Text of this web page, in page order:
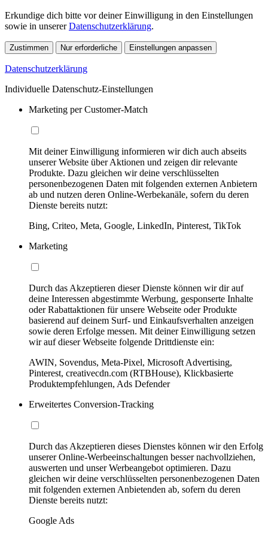
Erkundige dich bitte vor deiner Einwilligung in den Einstellungen
sowie in unsererDatenschutzerklärung.
Zustimmen Nur erforderliche Einstellungen anpassen
Datenschutzerklärung
Individuelle Datenschutz-Einstellungen
Marketing per Customer-Match
Mit deiner Einwilligung informieren wir dich auch abseits
unserer Website über Aktionen und zeigen dir relevante
Produkte. Dazu gleichen wir deine verschlüsselten
personenbezogenen Daten mit folgenden externen Anbietern
ab und nutzen deren Online-Werbekanäle, sofern du deren
Dienste bereits nutzt:
Bing, Criteo, Meta, Google, LinkedIn, Pinterest, TikTok
Marketing
Durch das Akzeptieren dieser Dienste können wir dir auf
deine Interessen abgestimmte Werbung, gesponserte Inhalte
oder Rabattaktionen für unsere Webseite oder Produkte
basierend auf deinem Surf- und Einkaufsverhalten anzeigen
sowie deren Erfolge messen. Mit deiner Einwilligung setzen
wir auf dieser Webseite folgende Drittdienste ein:
AWIN, Sovendus, Meta-Pixel, Microsoft Advertising,
Pinterest, creativecdn.com (RTBHouse), Klickbasierte
Produktempfehlungen, Ads Defender
Erweitertes Conversion-Tracking
Durch das Akzeptieren dieses Dienstes können wir den Erfolg
unserer Online-Werbeeinschaltungen besser nachvollziehen,
auswerten und unser Werbeangebot optimieren. Dazu
gleichen wir deine verschlüsselten personenbezogenen Daten
mit folgenden externen Anbietenden ab, sofern du deren
Dienste bereits nutzt:
Google Ads